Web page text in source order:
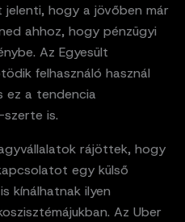
hogy a jövőben már
ahhoz, hogy pénzügyi
Az Egyesült
felhasználó használ
ez a tendencia
is.
rájöttek, hogy
egy külső
kínálhatnak ilyen
Az Uber